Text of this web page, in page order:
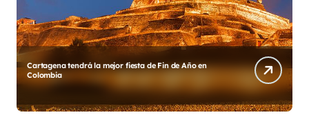
Año en Diego y su Grupo Galé estrenan «Gracias